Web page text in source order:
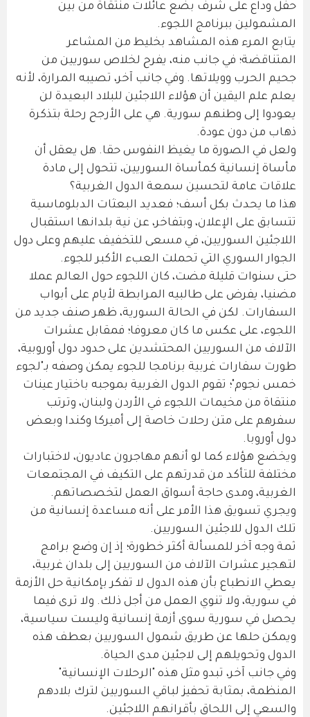
حفل وداع على شرف بضع عائلات منتقاة من بين
المشمولين ببرنامج اللجوء.
يتابع المرء هذه المشاهد بخليط من المشاعر
المتناقضة؛ في جانب منه، يفرح لخلاص سوريين من
جحيم الحرب وويلاتها. وفي جانب آخر، تصيبه المرارة، لأنه
يعلم علم اليقين أن هؤلاء اللاجئين للبلاد البعيدة لن
يعودوا إلى وطنهم سورية. هي على الأرجح رحلة بتذكرة
ذهاب من دون عودة.
ولعل في الصورة ما يغيظ النفوس حقا. هل يعقل أن
مأساة إنسانية كمأساة السوريين، تتحول إلى مادة
علاقات عامة لتحسين سمعة الدول الغربية؟
هذا ما يحدث بكل أسف؛ فعديد البعثات الدبلوماسية
تتسابق على الإعلان، وبتفاخر، عن نية بلدانها استقبال
اللاجئين السوريين، في مسعى للتخفيف عليهم وعلى دول
الجوار السوري التي تحملت العبء الأكبر للجوء.
حتى سنوات قليلة مضت، كان اللجوء حول العالم عملا
مضنيا، يفرض على طالبيه المرابطة لأيام على أبواب
السفارات. لكن في الحالة السورية، ظهر صنف جديد من
اللجوء، على عكس ما كان معروفا؛ فمقابل عشرات
الآلاف من السوريين المحتشدين على حدود دول أوروبية،
طورت سفارات غربية برنامجا للجوء يمكن وصفه بـ"لجوء
خمس نجوم"؛ تقوم الدول الغربية بموجبه باختيار عينات
منتقاة من مخيمات اللجوء في الأردن ولبنان، وترتب
سفرهم على متن رحلات خاصة إلى أميركا وكندا وبعض
دول أوروبا.
ويخضع هؤلاء كما لو أنهم مهاجرون عاديون، لاختبارات
مختلفة للتأكد من قدرتهم على التكيف في المجتمعات
الغربية، ومدى حاجة أسواق العمل لتخصصاتهم.
ويجري تسويق هذا الأمر على أنه مساعدة إنسانية من
تلك الدول للاجئين السوريين.
ثمة وجه آخر للمسألة أكثر خطورة؛ إذ إن وضع برامج
لتهجير عشرات الآلاف من السوريين إلى بلدان غربية،
يعطي الانطباع بأن هذه الدول لا تفكر بإمكانية حل الأزمة
في سورية، ولا تنوي العمل من أجل ذلك. ولا ترى فيما
يحصل في سورية سوى أزمة إنسانية وليست سياسية،
ويمكن حلها عن طريق شمول السوريين بعطف هذه
الدول وتحويلهم إلى لاجئين مدى الحياة.
وفي جانب آخر، تبدو مثل هذه "الرحلات الإنسانية"
المنظمة، بمثابة تحفيز لباقي السوريين لترك بلادهم
والسعي إلى اللحاق بأقرانهم اللاجئين.